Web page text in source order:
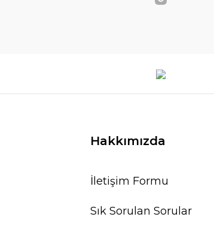
Hakkımızda
İletişim Formu
Sık Sorulan Sorular